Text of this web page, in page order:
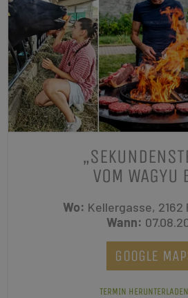
VOM WAGYU
Wo: Kellergasse, 2162
Wann:
GOOGLE
TERMIN